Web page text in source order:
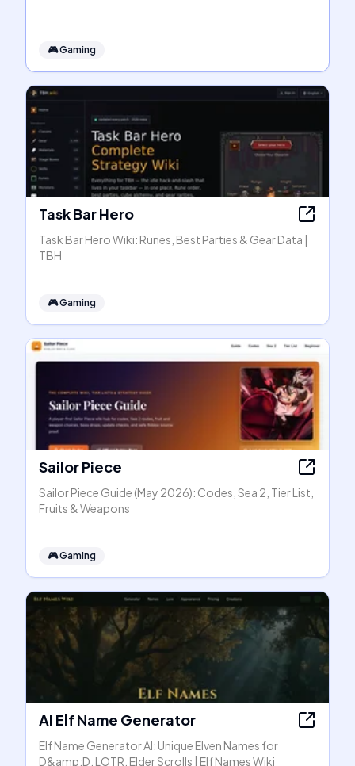
🎮Gaming
Task Bar Hero
Task Bar Hero Wiki: Runes, Best Parties & Gear Data |
TBH
🎮Gaming
Sailor Piece
Sailor Piece Guide (May 2026): Codes, Sea 2, Tier List,
Fruits & Weapons
🎮Gaming
AI Elf Name Generator
Elf Name Generator AI: Unique Elven Names for
D&amp;D, LOTR, Elder Scrolls | Elf Names Wiki